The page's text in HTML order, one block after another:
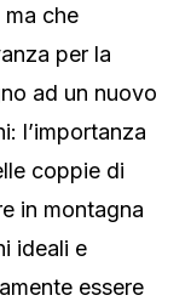
che
per la
ad un nuovo
l’importanza
coppie di
in montagna
ideali e
essere